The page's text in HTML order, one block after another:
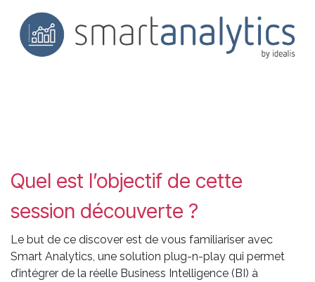
Quel est l’objectif de cette
session découverte ?
Le but de ce discover est de vous familiariser avec
Smart Analytics, une solution plug-n-play qui permet
d’intégrer de la réelle Business Intelligence (BI) à